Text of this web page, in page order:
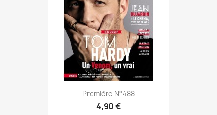
Première N°488
4,90 €